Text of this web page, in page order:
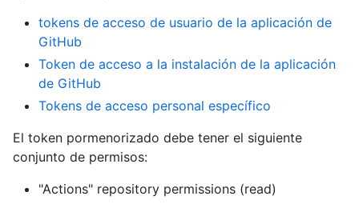
tokens de acceso de usuario de la aplicación de
GitHub
Token de acceso a la instalación de la aplicación
de GitHub
Tokens de acceso personal específico
El token pormenorizado debe tener el siguiente
conjunto de permisos:
"Actions" repository permissions (read)